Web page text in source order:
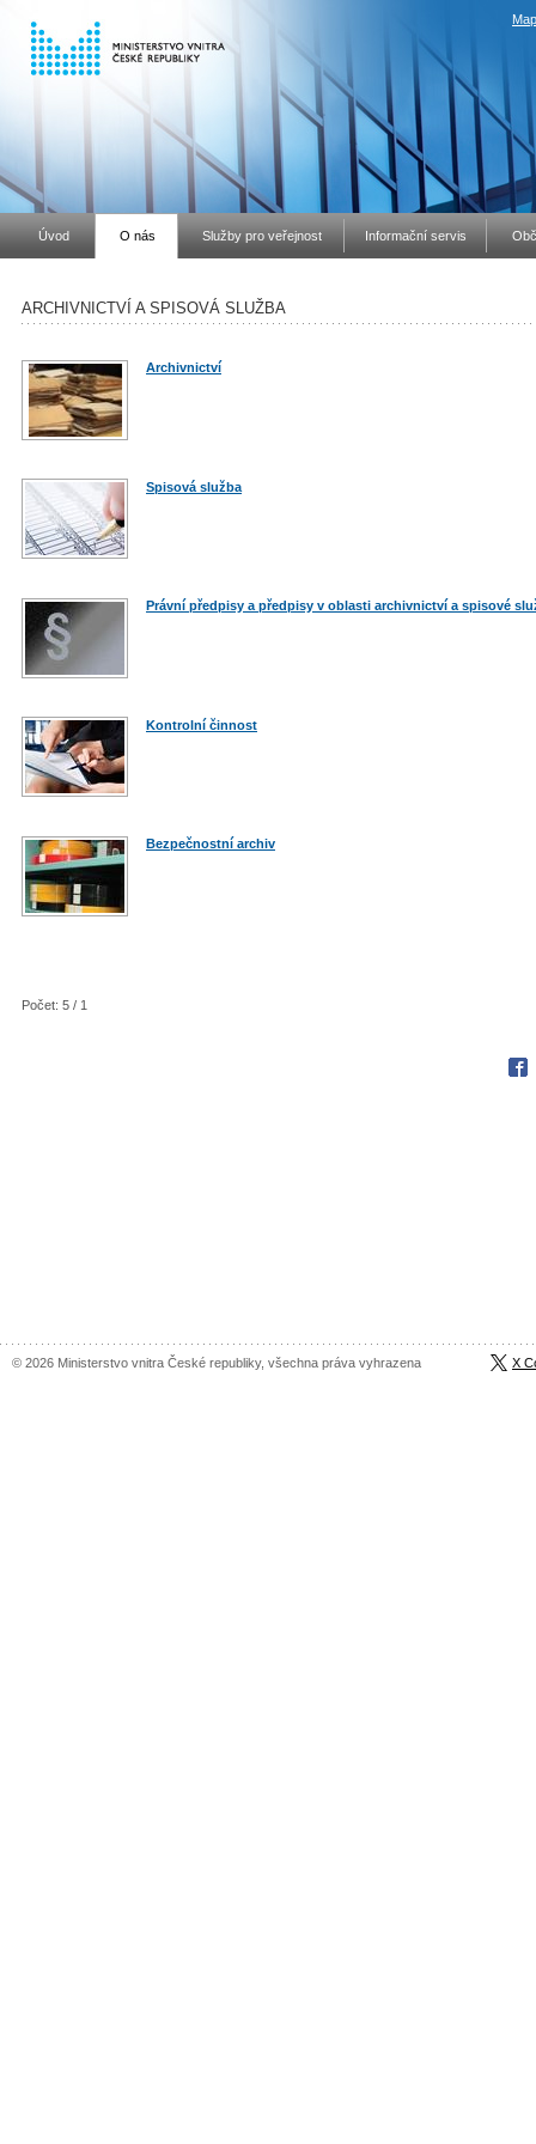
Úvod O nás Služby pro veřejnost Informační servis
ARCHIVNICTVÍ A SPISOVÁ SLUŽBA
Archivnictví
Spisová služba
Právní předpisy a předpisy v oblasti archivnictví a spisové
Kontrolní činnost
Bezpečnostní archiv
Počet: 5 / 1
© 2026 Ministerstvo vnitra České republiky, všechna práva vyhrazena X